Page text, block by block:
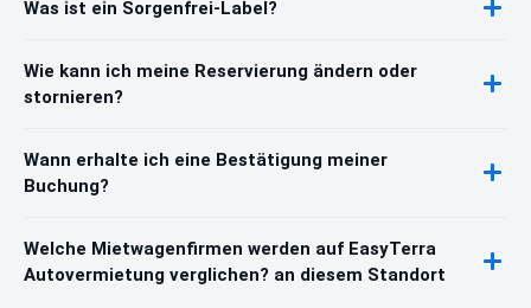
Was ist ein Sorgenfrei-Label?
Wie kann ich meine Reservierung ändern oder
stornieren?
Wann erhalte ich eine Bestätigung meiner
Buchung?
Welche Mietwagenfirmen werden auf EasyTerra
Autovermietung verglichen? an diesem Standort